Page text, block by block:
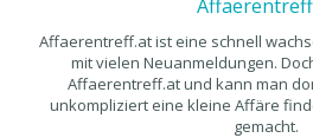
Affaerentreff.at ist eine schnell
mit vielen Neuanmeldungen.
Affaerentreff.at und kann man
unkompliziert eine kleine Affäre
gemacht.